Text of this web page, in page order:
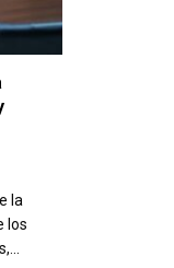
la
los